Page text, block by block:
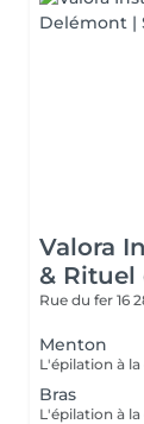
Valora
& Rituel
Rue du fer 16
Menton
Bras